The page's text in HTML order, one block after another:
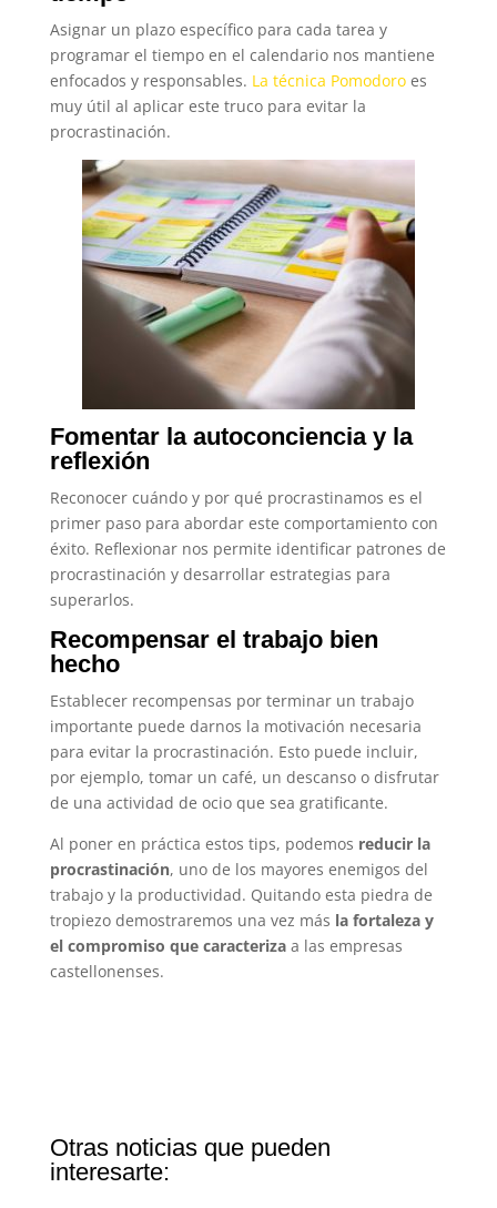
Asignar un plazo específico para cada tarea y
programar el tiempo en el calendario nos mantiene
enfocados y responsables. La técnica Pomodoroes
muy útil al aplicar este truco para evitar la
procrastinación.
Fomentar la autoconciencia y la
reflexión
Reconocer cuándo y por qué procrastinamos es el
primer paso para abordar este comportamiento con
éxito. Reflexionar nos permite identificar patrones de
procrastinación y desarrollar estrategias para
superarlos.
Recompensar el trabajo bien
hecho
Establecer recompensas por terminar un trabajo
importante puede darnos la motivación necesaria
para evitar la procrastinación. Esto puede incluir,
por ejemplo, tomar un café, un descanso o disfrutar
de una actividad de ocio que sea gratificante.
Al poner en práctica estos tips, podemos reducir la
procrastinación, uno de los mayores enemigos del
trabajo y la productividad. Quitando esta piedra de
tropiezo demostraremos una vez más la fortaleza y
el compromiso que caracteriza a las empresas
castellonenses.
Otras noticias que pueden
interesarte: